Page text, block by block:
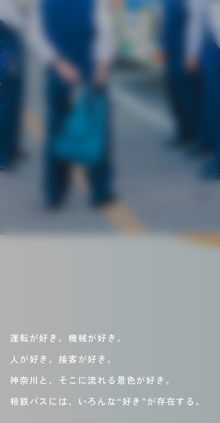
運転が好き。機械が好き。
人が好き。接客が好き。
神奈川と、そこに流れる景色が好き。
相鉄バスには、いろんな“好き”が存在する。